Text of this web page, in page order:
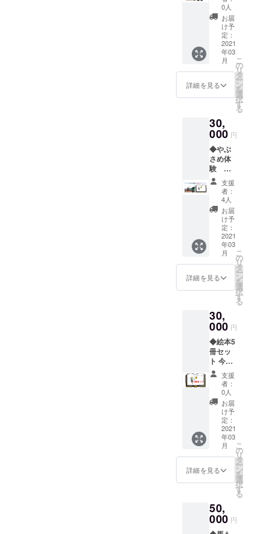
けでな
く、底
地や甲
裏地も
リネン
100％。
程よい
ション
とリネ
ラッと
した感
覚が、
なんと
もいえ
ない心
地よさ
で、癒
し感を
演出し
てくれ
ます。
お家へ
帰った
ら、す
ぐに裸
足に
なっ
て、リ
足を包
まれる
感触で
癒され
たくな
りま
す。
【お取
り扱い
の注
意】 サ
イズ表
記の
シール
がはが
しづら
い場合
は、
シール
ヘアド
ライ
ヤーで
すの
で、初
心者の
方にも
おすす
めで
す。個
別で行
う、あ
験チ
ケッ
ト！ぜ
ひ挑戦
してみ
てくだ
い！
2021年
３月～5
月の間
でご予
約いた
だき、
CLUB
RIO内で
開催い
たしま
限 2021
年5月末
日
『やぶ
さめ体
験チ
ケッ
ト』＋
『CLU
B RIOオ
リジナ
ルやぶ
さめT
シャ
水墨画
をベー
スにや
ぶさめ
をデザ
インし
たオリ
ジナルT
シャツ
カラー
は、
白、
黒、緑
サイズ
（ユニ
セック
ス）
XL よ
りお選
びくだ
さい。
やぶさ
め体験
は、馬
にまた
がり弓
を構え
やぶさ
め体験
をして
いただ
きま
す。馬
は走ら
状態で
矢を放
ちます
0人
お届
け予
定：
2021
年03
月
詳細を見る
こ
の
リ
タ
ー
ン
を
選
択
す
る
30,
000 円
◆やぶ
さめ体
験 絵
本コー
ス 『や
ぶさめ
絵本』1
冊＋
『やぶ
さめ体
験チ
ケッ
ト』 ●
この度
のクラ
ウド
ディン
グで挑
戦する
『やぶ
さめ絵
本
（仮）
』をお
送りし
ます。
やぶさ
め体験
は、馬
にまた
がり弓
を構え
やぶさ
きま
す。馬
は走ら
支援
者：
4人
お届
け予
定：
2021
年03
月
詳細を見る
こ
の
リ
タ
ー
ン
を
選
択
す
る
30,
000 円
◆絵本5
冊セッ
ト 今回
取り組
んでい
る絵本
を、5冊
セット
にして
お送り
いたし
ます。
ご自身
のほ
か、プ
レゼン
贈する
など、
絵本を
支援
者：
0人
お届
け予
定：
2021
年03
月
詳細を見る
こ
の
リ
タ
ー
ン
を
選
択
す
る
50,
000 円